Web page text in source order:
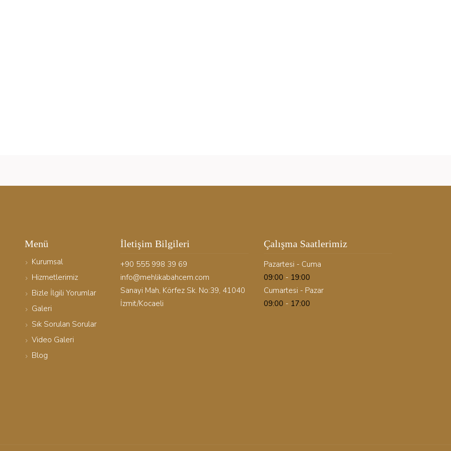
Menü
Kurumsal
Hizmetlerimiz
Bizle İlgili Yorumlar
Galeri
Sık Sorulan Sorular
Video Galeri
Blog
İletişim Bilgileri
+90 555 998 39 69
info@mehlikabahcem.com
Sanayi Mah, Körfez Sk. No:39, 41040
İzmit/Kocaeli
Çalışma Saatlerimiz
Pazartesi - Cuma
09:00 - 19:00
Cumartesi - Pazar
09:00 - 17:00